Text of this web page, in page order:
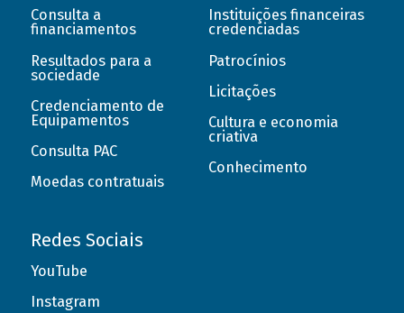
Consulta a
financiamentos
Resultados para a
sociedade
Credenciamento de
Equipamentos
Consulta PAC
Moedas contratuais
Instituições financeiras
credenciadas
Patrocínios
Licitações
Cultura e economia
criativa
Conhecimento
Redes Sociais
YouTube
Instagram